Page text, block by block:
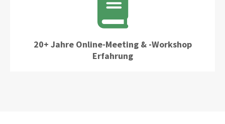
20+ Jahre Online-Meeting & -Workshop
Erfahrung